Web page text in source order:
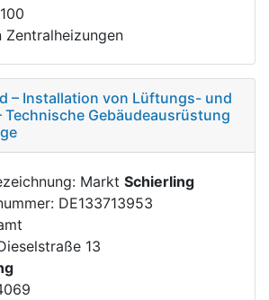
– Installation von Lüftungs- und
Technische Gebäudeausrüstung
Markt Schierling
DE133713953
13